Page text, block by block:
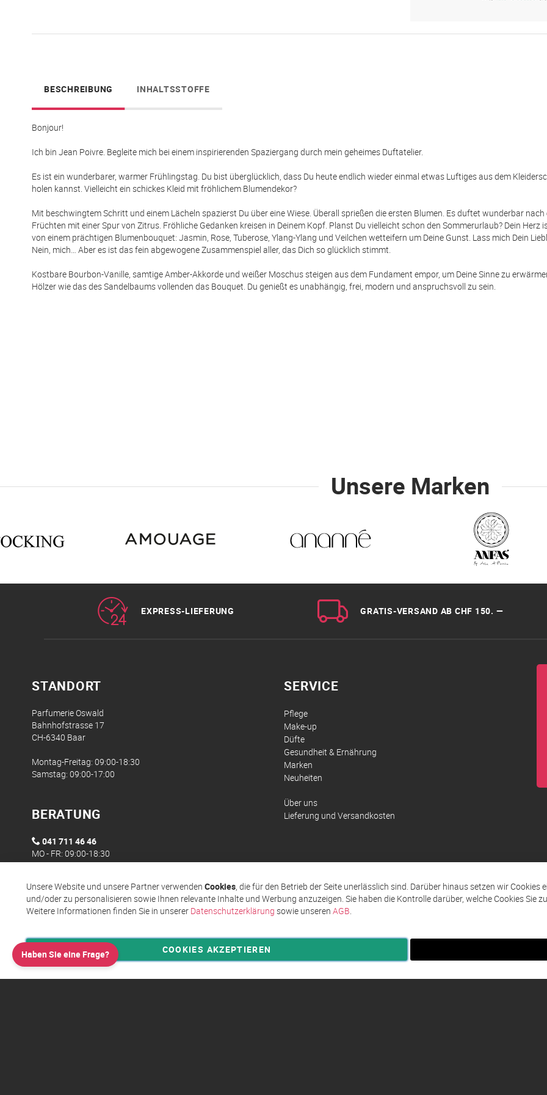
BESCHREIBUNG
Bonjour!
Ich bin Jean Poivre. Begleite mich bei einem inspirierenden Spaziergang durch mein geheimes Duftatelier.
Es ist ein wunderbarer, warmer Frühlingstag. Du bist überglücklich, dass Du heute endlich wieder einmal etwas Luftiges aus dem
holen kannst. Vielleicht ein schickes Kleid mit fröhlichem Blumendekor?
Mit beschwingtem Schritt und einem Lächeln spazierst Du über eine Wiese. Überall sprießen die ersten Blumen. Es duftet wunderbar
Früchten mit einer Spur von Zitrus. Fröhliche Gedanken kreisen in Deinem Kopf. Planst Du vielleicht schon den Sommerurlaub? Dein Herz
von einem prächtigen Blumenbouquet: Jasmin, Rose, Tuberose, Ylang-Ylang und Veilchen wetteifern um Deine Gunst. Lass mich Dein
Nein, mich… Aber es ist das fein abgewogene Zusammenspiel aller, das Dich so glücklich stimmt.
Kostbare Bourbon-Vanille, samtige Amber-Akkorde und weißer Moschus steigen aus dem Fundament empor, um Deine Sinne zu
Hölzer wie das des Sandelbaums vollenden das Bouquet. Du genießt es unabhängig, frei, modern und anspruchsvoll zu sein.
INHALTSSTOFFE
Unsere Marken
EXPRESS-LIEFERUNG GRATIS-VERSAND AB CHF 150. —
STANDORT
Parfumerie Oswald
Bahnhofstrasse 17
CH-6340 Baar
Montag-Freitag: 09:00-18:30
Samstag: 09:00-17:00
BERATUNG
041 711 46 46
MO - FR: 09:00-18:30
SERVICE
Pflege
Make-up
Düfte
Gesundheit & Ernährung
Marken
Neuheiten
Über uns
Lieferung und Versandkosten
Privatsphäre und Datenschutz Allgemeine Geschäftsbedingungen AGB Impressum
Haben Sie eine Frage?
Unsere Website und unsere Partner verwendenCookies, die für den Betrieb der Seite unerlässlich sind. Darüber hinaus setzen wir Cookies
und/oder zu personalisieren sowie Ihnen relevante Inhalte und Werbung anzuzeigen. Sie haben die Kontrolle darüber, welche Cookies Sie
Weitere Informationen finden Sie in unserer Datenschutzerklärung sowie unserenAGB.
COOKIES AKZEPTIEREN